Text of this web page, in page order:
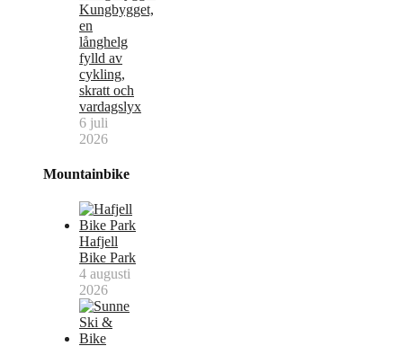
Kungbygget,
en
långhelg
fylld av
cykling,
skratt och
vardagslyx
6 juli
2026
Mountainbike
Hafjell
Bike Park
4 augusti
2026